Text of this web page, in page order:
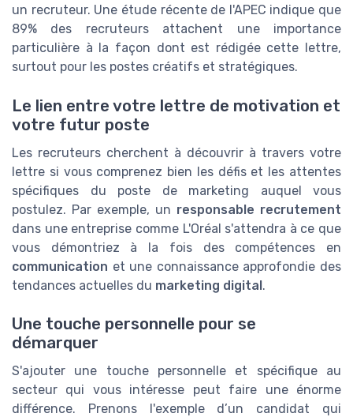
un recruteur. Une étude récente de l'APEC indique que
89% des recruteurs attachent une importance
particulière à la façon dont est rédigée cette lettre,
surtout pour les postes créatifs et stratégiques.
Le lien entre votre lettre de motivation et
votre futur poste
Les recruteurs cherchent à découvrir à travers votre
lettre si vous comprenez bien les défis et les attentes
spécifiques du poste de marketing auquel vous
postulez. Par exemple, un responsable recrutement
dans une entreprise comme L'Oréal s'attendra à ce que
vous démontriez à la fois des compétences en
communication et une connaissance approfondie des
tendances actuelles du marketing digital.
Une touche personnelle pour se
démarquer
S'ajouter une touche personnelle et spécifique au
secteur qui vous intéresse peut faire une énorme
différence. Prenons l'exemple d’un candidat qui